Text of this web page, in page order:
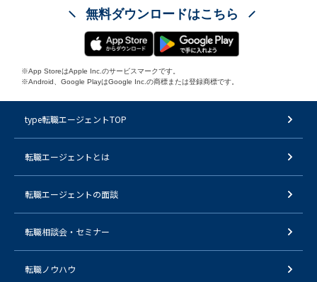
無料ダウンロードはこちら
※App StoreはApple Inc.のサービスマークです。
※Android、Google PlayはGoogle Inc.の商標または登録商標です。
type転職エージェントTOP
転職エージェントとは
転職エージェントの面談
転職相談会・セミナー
転職ノウハウ